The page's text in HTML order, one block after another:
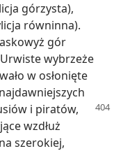
górzysta),
równinna).
gór
wybrzeże
w osłonięte
i piratów,
wzdłuż
szerokiej,